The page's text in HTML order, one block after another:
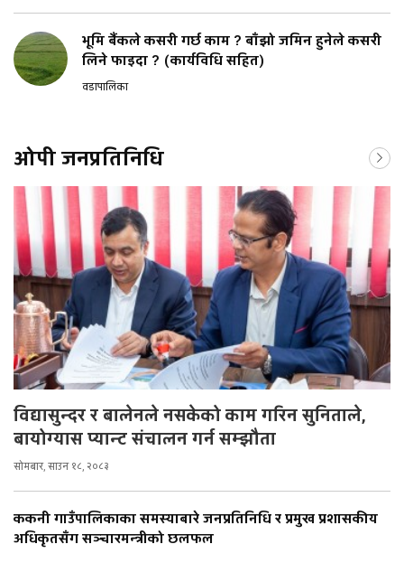
भूमि बैंकले कसरी गर्छ काम ? बाँझो जमिन हुनेले कसरी
लिने फाइदा ? (कार्यविधि सहित)
वडापालिका
ओपी जनप्रतिनिधि
विद्यासुन्दर र बालेनले नसकेको काम गरिन सुनिताले,
बायोग्यास प्यान्ट संचालन गर्न सम्झौता
सोमबार, साउन १८, २०८३
ककनी गाउँपालिकाका समस्याबारे जनप्रतिनिधि र प्रमुख प्रशासकीय
अधिकृतसँग सञ्चारमन्त्रीको छलफल